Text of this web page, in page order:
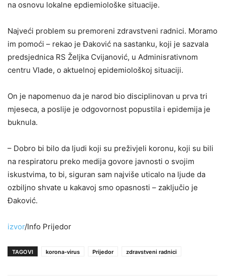
na osnovu lokalne epdiemiološke situacije.
Najveći problem su premoreni zdravstveni radnici. Moramo
im pomoći – rekao je Đaković na sastanku, koji je sazvala
predsjednica RS Željka Cvijanović, u Adminisrativnom
centru Vlade, o aktuelnoj epidemiološkoj situaciji.
On je napomenuo da je narod bio disciplinovan u prva tri
mjeseca, a poslije je odgovornost popustila i epidemija je
buknula.
– Dobro bi bilo da ljudi koji su preživjeli koronu, koji su bili
na respiratoru preko medija govore javnosti o svojim
iskustvima, to bi, siguran sam najviše uticalo na ljude da
ozbiljno shvate u kakavoj smo opasnosti – zaključio je
Đaković.
izvor/Info Prijedor
TAGOVI korona-virus Prijedor zdravstveni radnici